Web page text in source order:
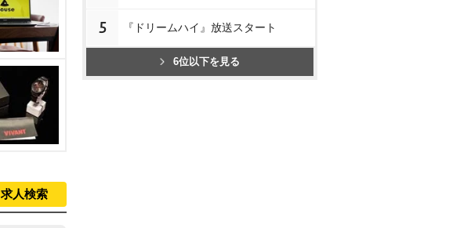
求人検索
5 『ドリームハイ』放送スタート
6位以下を見る